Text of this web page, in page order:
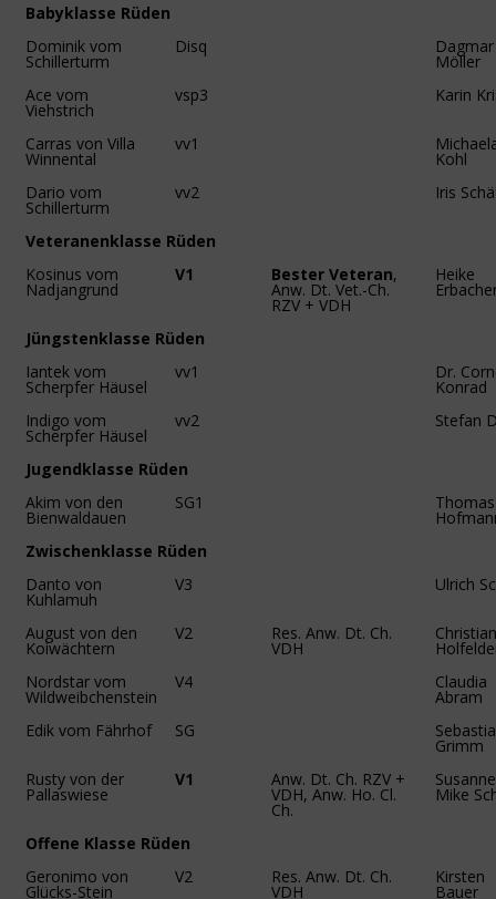
Babyklasse Rüden
Dominik vom
Schillerturm
Disq Dagmar
Möller
Ace vom
Viehstrich
vsp3 Karin
Carras von Villa
Winnental
vv1
Kohl
Dario vom
Schillerturm
vv2 Iris
Veteranenklasse Rüden
Kosinus vom
Nadjangrund
V1 Bester Veteran,
Anw. Dt. Vet.-Ch.
RZV + VDH
Heike
Jüngstenklasse Rüden
Iantek vom
Scherpfer Häusel
vv1 Dr.
Konrad
Indigo vom
Scherpfer Häusel
vv2 Stefan
Jugendklasse Rüden
Akim von den
Bienwaldauen
SG1 Thomas
Zwischenklasse Rüden
Danto von
Kuhlamuh
V3 Ulrich
August von den
Koiwächtern
V2 Res. Anw. Dt. Ch.
VDH
Christian
Nordstar vom
Wildweibchenstein
V4 Claudia
Abram
Edik vom Fährhof
SG
Grimm
Rusty von der
Pallaswiese
V1 Anw. Dt. Ch. RZV +
VDH, Anw. Ho. Cl.
Ch.
Mike
Offene Klasse Rüden
Geronimo von
Glücks-Stein
V2 Res. Anw. Dt. Ch.
VDH
Kirsten
Bauer